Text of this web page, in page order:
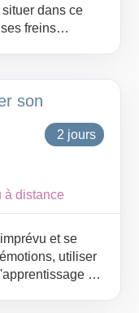
dans ce
freins
son
2 jours
à distance
et se
utiliser
et